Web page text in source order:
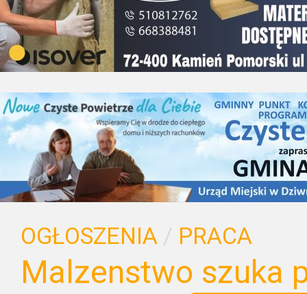
OGŁOSZENIA / PRACA
Malzenstwo szuka